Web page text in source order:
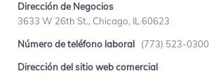
Dirección de Negocios
3633 W 26th St., Chicago, IL 60623
Número de teléfono laboral (773) 523-0300
Dirección del sitio web comercial